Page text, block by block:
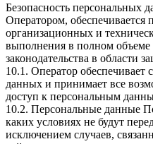
Безопасность персональных
Оператором, обеспечивается
организационных и
выполнения в полном
законодательства в области
10.1. Оператор обеспечивает
данных и принимает все
доступ к персональным
10.2. Персональные данные
каких условиях не будут
исключением случаев,